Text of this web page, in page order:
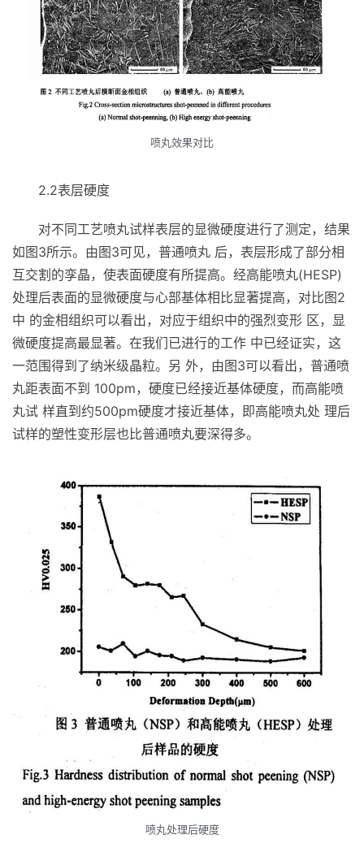
喷丸效果对比
2.2表层硬度
对不同工艺喷丸试样表层的显微硬度进行了测定，结果
如图3所示。由图3可见，普通喷丸 后，表层形成了部分相
互交割的孪晶，使表面硬度有所提高。经高能喷丸(HESP)
处理后表面的显微硬度与心部基体相比显著提高，对比图2
中 的金相组织可以看出，对应于组织中的强烈变形 区，显
微硬度提高最显著。在我们已进行的工作 中已经证实，这
一范围得到了纳米级晶粒。另 外，由图3可以看出，普通喷
丸距表面不到 100pm，硬度已经接近基体硬度，而高能喷
丸试 样直到约500pm硬度才接近基体，即高能喷丸处 理后
试样的塑性变形层也比普通喷丸要深得多。
喷丸处理后硬度